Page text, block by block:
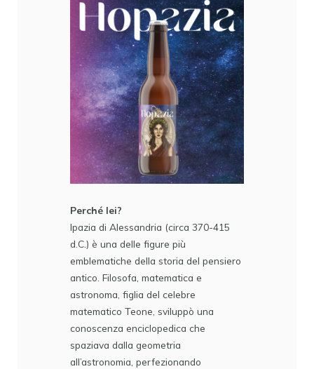
Perché lei?
Ipazia di Alessandria (circa 370-415
d.C.) è una delle figure più
emblematiche della storia del pensiero
antico. Filosofa, matematica e
astronoma, figlia del celebre
matematico Teone, sviluppò una
conoscenza enciclopedica che
spaziava dalla geometria
all’astronomia, perfezionando